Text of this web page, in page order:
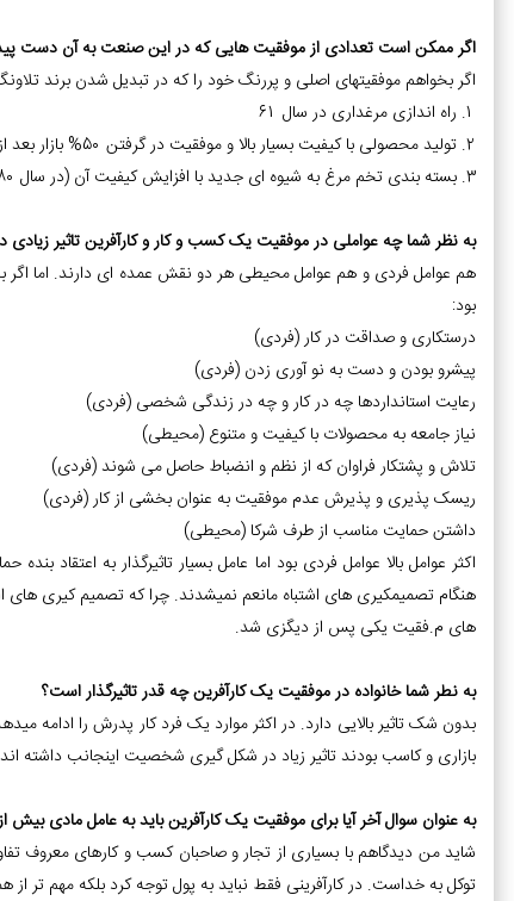
اگر ممکن است تعدادی از موفقیت هایی که در این صنعت به آن دست پیدا
اگر بخواهم موفقیتهای اصلی و پررنگ خود را که در تبدیل شدن برند
1. راه اندازی مرغداری در سال 61
2. تولید محصولی با کیفیت بسیار بالا و موفقیت در گرفتن 50% بازار بعد از یک سال (در سال 72)
3. بسته بندی تخم مرغ به شیوه ای جدید با افزایش کیفیت آن (در سال 80)
به نظر شما چه عواملی در موفقیت یک کسب و کار و کارآفرین تاثیر زیادی
هم عوامل فردی و هم عوامل محیطی هر دو نقش عمده ای دارند. اما اگر
بود:
درستکاری و صداقت در کار (فردی)
پیشرو بودن و دست به نو آوری زدن (فردی)
رعایت استانداردها چه در کار و چه در زندگی شخصی (فردی)
نیاز جامعه به محصولات با کیفیت و متنوع (محیطی)
تلاش و پشتکار فراوان که از نظم و انضباط حاصل می شوند (فردی)
ریسک پذیری و پذیرش عدم موفقیت به عنوان بخشی از کار (فردی)
داشتن حمایت مناسب از طرف شرکا (محیطی)
اکثر عوامل بالا عوامل فردی بود اما عامل بسیار تاثیرگذار به اعتقاد
هنگام تصمیمکیری های اشتباه مانعم نمیشدند. چرا که تصمیم کیری
های م.فقیت یکی پس از دیگزی شد.
به نطر شما خانواده در موفقیت یک کارآفرین چه قدر تاثیرگذار است؟
بدون شک تاثیر بالایی دارد. در اکثر موارد یک فرد کار پدرش را ادامه
بازاری و کاسب بودند تاثیر زیاد در شکل گیری شخصیت اینجانب داشته
به عنوان سوال آخر آیا برای موفقیت یک کارآفرین باید به عامل مادی بیش
شاید من دیدگاهم با بسیاری از تجار و صاحبان کسب و کارهای معروف
توکل به خداست. در کارآفرینی فقط نباید به پول توجه کرد بلکه مهم تر